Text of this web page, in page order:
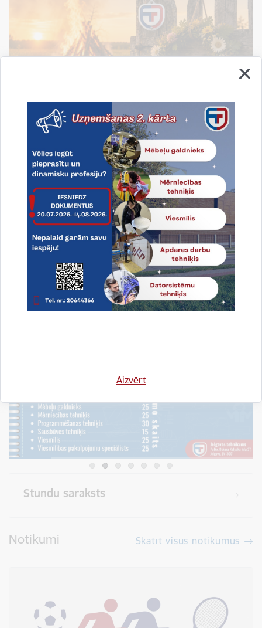
Aizvērt
Līgo svētki - tas ir laiks, kad apstājamies, atskatamies
un novērtējam to, kas patiesi svarīgs: ģimene,
draudzība un piederība savai zemei.
19.06.2026.
Visi jaunumi
Stundu saraksts
Notikumi Skatīt visus notikumus